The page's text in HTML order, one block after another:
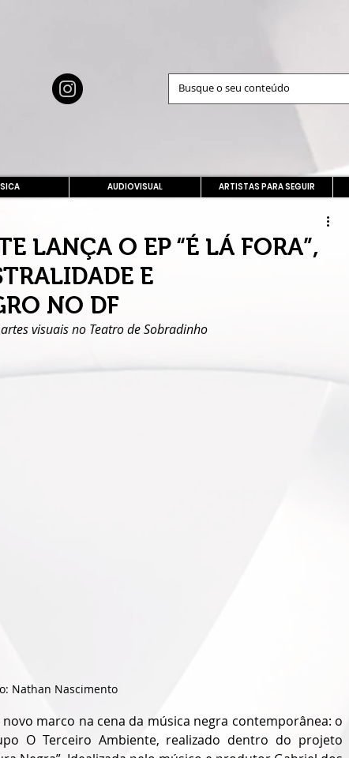
AUDIOVISUAL ARTISTAS PARA SEGUIR
LANÇA O EP “É LÁ FORA”,
E
NO DF
visuais no Teatro de Sobradinho
Nathan Nascimento
marco na cena da música negra contemporânea: o
O Terceiro Ambiente, realizado dentro do projeto